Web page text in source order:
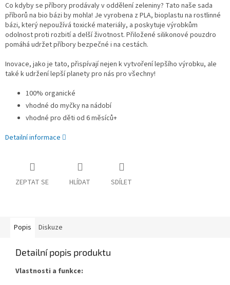
Co kdyby se příbory prodávaly v oddělení zeleniny? Tato naše sada
příborů na bio bázi by mohla! Je vyrobena z PLA, bioplastu na rostlinné
bázi, který nepoužívá toxické materiály, a poskytuje výrobkům
odolnost proti rozbití a delší životnost. Přiložené silikonové pouzdro
pomáhá udržet příbory bezpečné i na cestách.
Inovace, jako je tato, přispívají nejen k vytvoření lepšího výrobku, ale
také k udržení lepší planety pro nás pro všechny!
100% organické
vhodné do myčky na nádobí
vhodné pro děti od 6 měsíců+
Detailní informace
ZEPTAT SE HLÍDAT SDÍLET
Popis Diskuze
Detailní popis produktu
Vlastnosti a funkce: